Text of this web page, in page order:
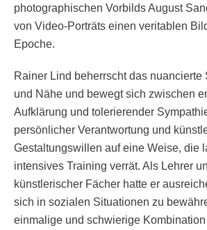
photographischen Vorbilds August
von Video-Porträts einen veritablen
Epoche.
Rainer Lind beherrscht das nuancierte
und Nähe und bewegt sich zwischen
Aufklärung und tolerierender
persönlicher Verantwortung und
Gestaltungswillen auf eine Weise, die
intensives Training verrät. Als Lehrer
künstlerischer Fächer hatte er
sich in sozialen Situationen zu
einmalige und schwierige